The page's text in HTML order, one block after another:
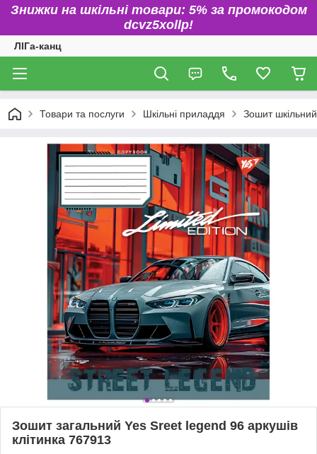
Знижки на шкільні товари: 5% за промокодом
dcvz5xollp!
ЛІГа-канц
Товари та послуги Шкільні приладдя Зошит шкільний
Зошит загальний Yes Sreet legend 96 аркушів
клітинка 767913